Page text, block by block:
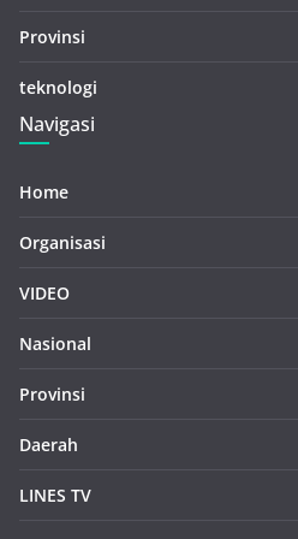
Provinsi
teknologi
Navigasi
Home
Organisasi
VIDEO
Nasional
Provinsi
Daerah
LINES TV